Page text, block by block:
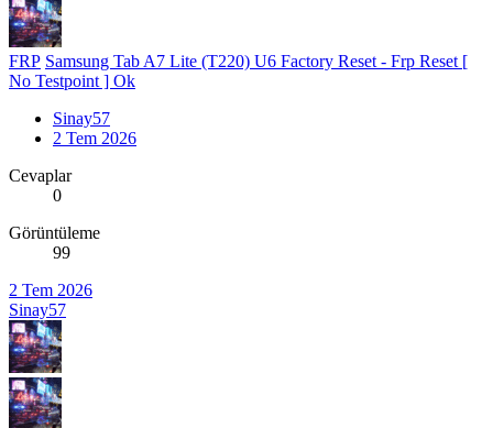
FRP Samsung Tab A7 Lite (T220) U6 Factory Reset - Frp Reset [
No Testpoint ] Ok
Sinay57
2 Tem 2026
Cevaplar
0
Görüntüleme
99
2 Tem 2026
Sinay57